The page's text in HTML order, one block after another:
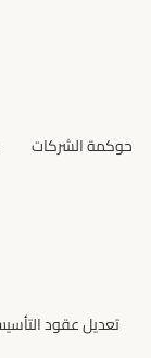
حوكمة الشركات
تعديل عقود